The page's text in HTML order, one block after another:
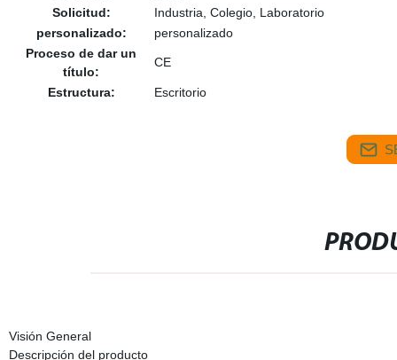
Solicitud:
Industria, Colegio, Laboratorio
personalizado:
personalizado
Proceso de dar un
título:
CE
Estructura: Escritorio
Visión General
Descripción del producto